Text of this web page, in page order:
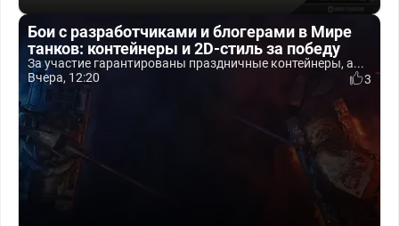
Бои с разработчиками и блогерами в Мире
танков: контейнеры и 2D-стиль за победу
За участие гарантированы праздничные контейнеры, а...
Вчера, 12:20
3